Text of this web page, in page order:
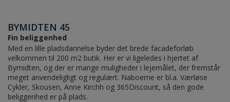
BYMIDTEN 45
Fin beliggenhed
Med en lille pladsdannelse byder det brede facadeforløb
velkommen til 200 m2 butik. Her er vi ligeledes i hjertet af
Bymidten, og der er mange muligheder i lejemålet, der fremstår
meget anvendeligligt og regulært. Naboerne er bl.a. Værløse
Cykler, Skousen, Anne Kirchh og 365Discount, så den gode
beliggenhed er på plads.